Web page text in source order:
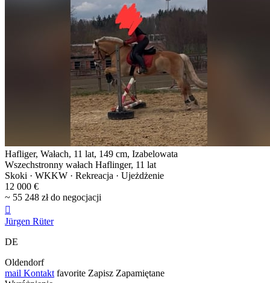
Hafliger, Wałach, 11 lat, 149 cm, Izabelowata
Wszechstronny wałach Haflinger, 11 lat
Skoki · WKKW · Rekreacja · Ujeżdżenie
12 000 €
~ 55 248 zł do negocjacji

Jürgen Rüter
DE
Oldendorf
mail Kontakt favorite Zapisz Zapamiętane